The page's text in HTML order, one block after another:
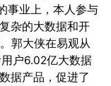
事业上，本人参与
杂的大数据和开
郭大侠在易观从
户6.02亿大数据
据产品，促进了